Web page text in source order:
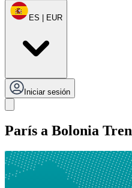
ES | EUR
Iniciar sesión
París a Bolonia Tren